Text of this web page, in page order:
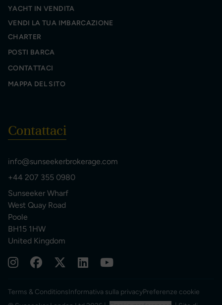
YACHT IN VENDITA
VENDI LA TUA IMBARCAZIONE
CHARTER
POSTI BARCA
CONTATTACI
MAPPA DEL SITO
Contattaci
info@sunseekerbrokerage.com
+44 207 355 0980
Sunseeker Wharf
West Quay Road
Poole
BH15 1HW
United Kingdom
Terms & ConditionsInformativa sulla privacyPreferenze cookie